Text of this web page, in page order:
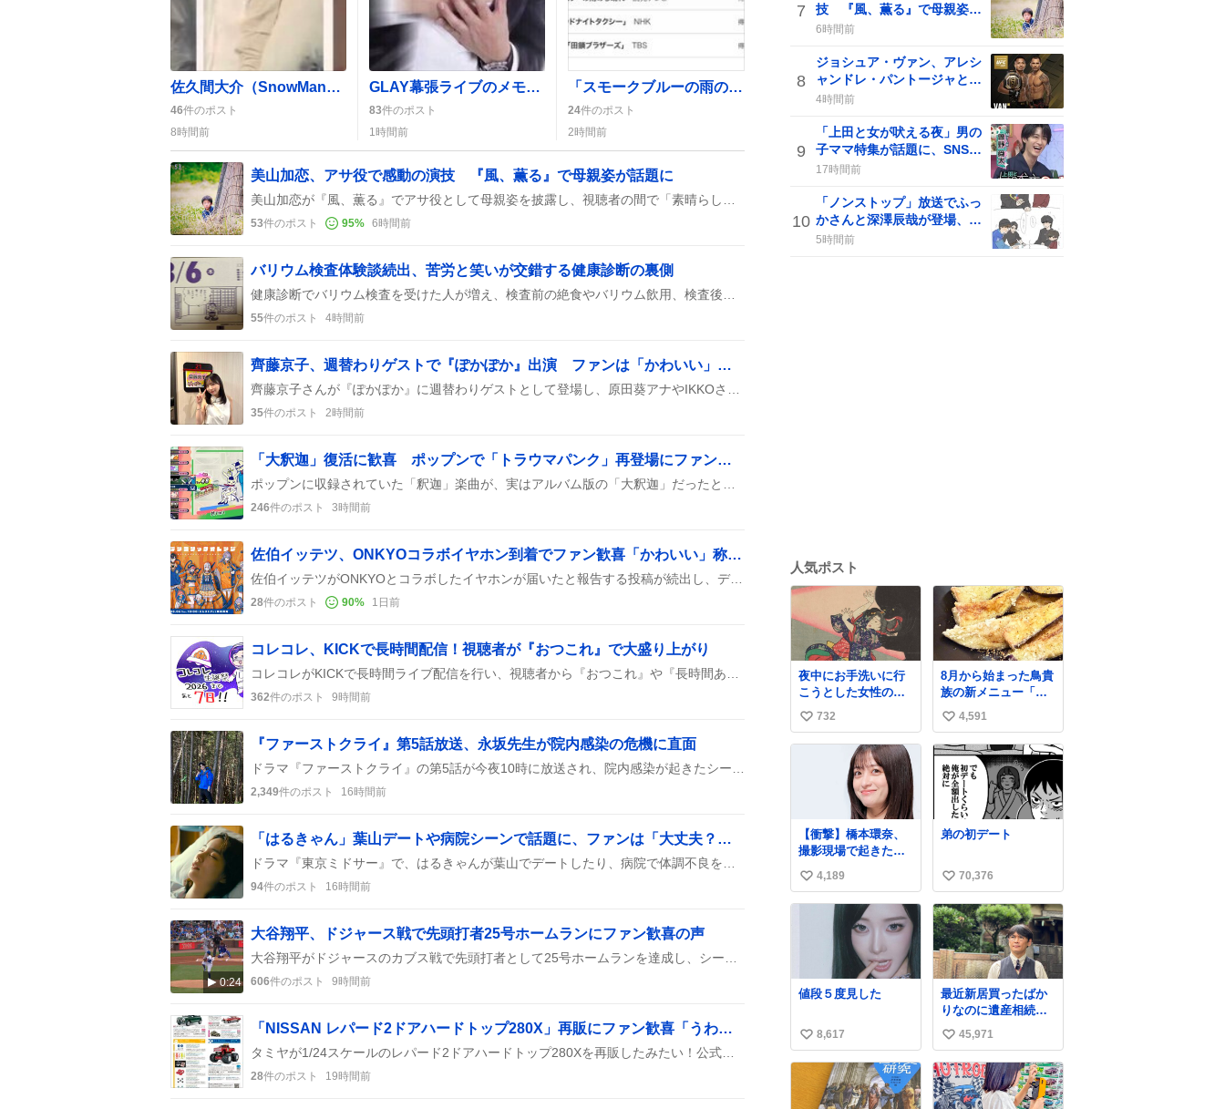
佐久間大介（SnowMan）“バナナスナイパー”が朝から元気全開、ファンは“可愛い”“元気もらえる”と歓喜
46件のポスト
8時間前
GLAY幕張ライブのメモリアルチケット、デザインが最高とファン歓喜
83件のポスト
1時間前
「スモークブルーの雨のち晴れ」月間1位獲得、ファンが「やったー！」と歓喜
24件のポスト
2時間前
美山加恋、アサ役で感動の演技 『風、薫る』で母親姿が話題に
53件のポスト 95% 6時間前
バリウム検査体験談続出、苦労と笑いが交錯する健康診断の裏側
55件のポスト 4時間前
齊藤京子、週替わりゲストで『ぽかぽか』出演 ファンは「かわいい」「録画で観る」声
35件のポスト 2時間前
「大釈迦」復活に歓喜 ポップンで「トラウマパンク」再登場にファン熱狂
246件のポスト 3時間前
佐伯イッテツ、ONKYOコラボイヤホン到着でファン歓喜「かわいい」称賛続出
佐伯イッテツがONKYOとコラボしたイヤホンが届いたと報告する投稿が続出し、デザインや音質への称賛が溢れ、同時に衣装デザインも話題になっている。ファンは「最高」「かわいい」などのコメントで盛り上がり、次回作やグッズへの期待も語られている。
28件のポスト 90% 1日前
コレコレ、KICKで長時間配信！視聴者が『おつこれ』で大盛り上がり
362件のポスト 9時間前
『ファーストクライ』第5話放送、永坂先生が院内感染の危機に直面
2,349件のポスト 16時間前
「はるきゃん」葉山デートや病院シーンで話題に、ファンは「大丈夫？」と心配の声
94件のポスト 16時間前
0:24
大谷翔平、ドジャース戦で先頭打者25号ホームランにファン歓喜の声
606件のポスト 9時間前
「NISSAN レパード2ドアハードトップ280X」再販にファン歓喜「うわー！再販だ！」と熱狂
28件のポスト 19時間前
7
技 『風、薫る』で母親姿が
話題に
6時間前
8
ジョシュア・ヴァン、アレシ
ャンドレ・パントージャとの
リマッチがUFC331メインで
4時間前
9
「上田と女が吠える夜」男の
子ママ特集が話題に、SNSで
共感の声が続く
17時間前
10
「ノンストップ」放送でふっ
かさんと深澤辰哉が登場、フ
ァンは「うわやったあ！」と
5時間前
人気ポスト
夜中にお手洗いに行
こうとした女性の後
ろに突如現れ、髪の
毛にガブリと嚙みつ
いたのは、「髪切」
という真っ黒なモン
スター。顔をアップ
でみるとちょっと怖
い、正体不明のキャ
ラクターです。原宿
の太田記念美術館で
開催中の「アニマル
＆モンスター」展に
て8/23まで展示して
います。
い
い
732
8月から始まった鳥貴
族の新メニュー「フ
ライド茄子」がうま
すぎでした 信じ
て……
い
い
ね
数
4,591
【衝撃】橋本環奈、
撮影現場で起きた窃
盗事件を明かす「警
察が来てました」
news.livedoor.com/
article/detail… 橋本
は「撮影現場で照明
さんのケーブルが盗
まれて…。廃工場と
かで撮影してたんで
すけど。警察が来て
門家も「銅の価値が
上がってるんですよ
ね…」と反応した。
い
い
4,189
弟の初デート
い
い
ね
数
70,376
値段５度見した
い
い
8,617
最近新居買ったばか
りなのに遺産相続で
家もらっちゃった長
男い
い
ね
数
45,971